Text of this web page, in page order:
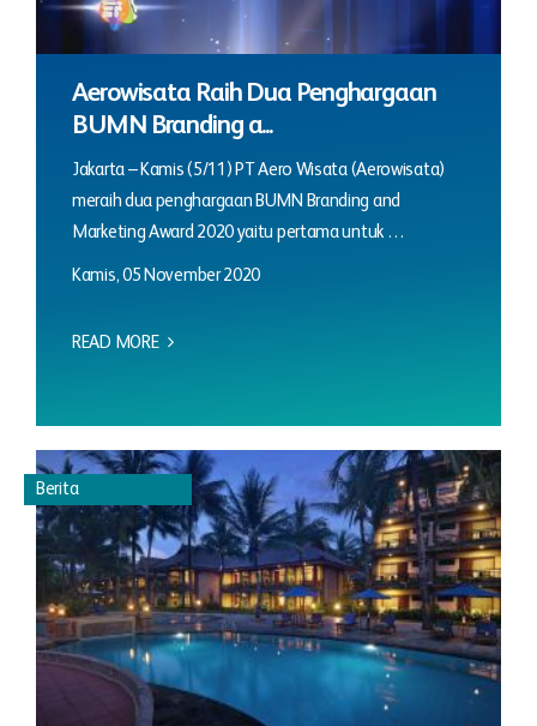
Aerowisata Raih Dua Penghargaan
BUMN Branding a...
Jakarta – Kamis (5/11) PT Aero Wisata (Aerowisata)
meraih dua penghargaan BUMN Branding and
Marketing Award 2020 yaitu pertama untuk …
Kamis, 05 November 2020
READ MORE
Berita